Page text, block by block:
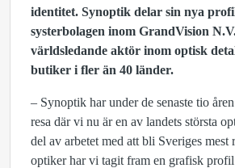
identitet. Synoptik delar sin nya
systerbolagen inom GrandVision
världsledande aktör inom optisk
butiker i fler än 40 länder.
– Synoptik har under de senaste tio
resa där vi nu är en av landets största
del av arbetet med att bli Sveriges mest
optiker har vi tagit fram en grafisk profil